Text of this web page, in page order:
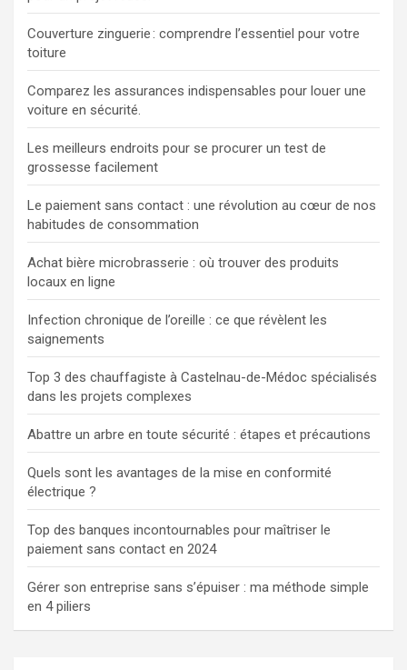
Couverture zinguerie : comprendre l’essentiel pour votre
toiture
Comparez les assurances indispensables pour louer une
voiture en sécurité.
Les meilleurs endroits pour se procurer un test de
grossesse facilement
Le paiement sans contact : une révolution au cœur de nos
habitudes de consommation
Achat bière microbrasserie : où trouver des produits
locaux en ligne
Infection chronique de l’oreille : ce que révèlent les
saignements
Top 3 des chauffagiste à Castelnau-de-Médoc spécialisés
dans les projets complexes
Abattre un arbre en toute sécurité : étapes et précautions
Quels sont les avantages de la mise en conformité
électrique ?
Top des banques incontournables pour maîtriser le
paiement sans contact en 2024
Gérer son entreprise sans s’épuiser : ma méthode simple
en 4 piliers